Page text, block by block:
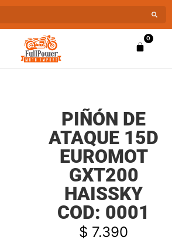
0
PIÑÓN DE
ATAQUE 15D
EUROMOT
GXT200
HAISSKY
COD: 0001
$ 7.390